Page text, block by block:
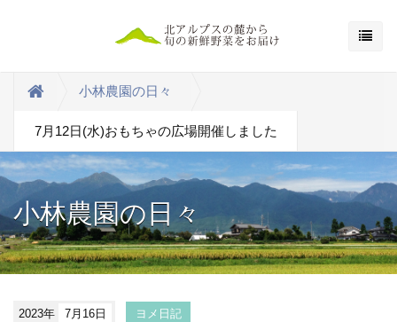
小林農園の日々
7月12日(水)おもちゃの広場開催しました
小林農園の日々
2023年 7月16日 ヨメ日記